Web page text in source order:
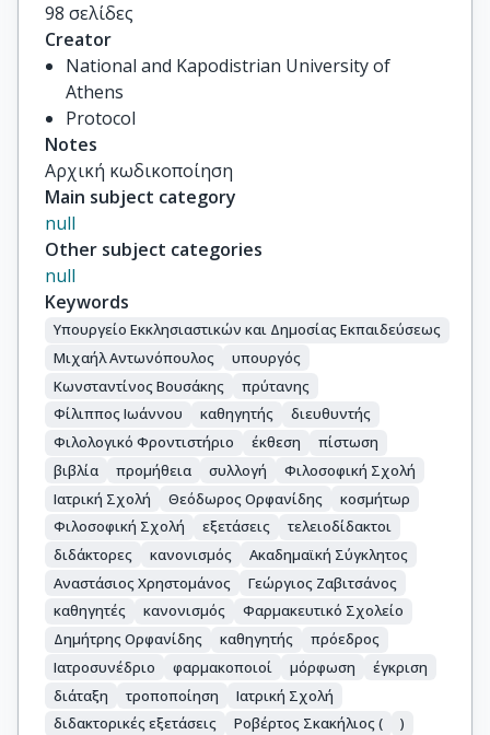
98 σελίδες
Creator
National and Kapodistrian University of
Athens
Protocol
Notes
Αρχική κωδικοποίηση
Main subject category
null
Other subject categories
null
Keywords
Υπουργείο Εκκλησιαστικών και Δημοσίας Εκπαιδεύσεως
Μιχαήλ Αντωνόπουλος
υπουργός
Κωνσταντίνος Βουσάκης
πρύτανης
Φίλιππος Ιωάννου
καθηγητής
διευθυντής
Φιλολογικό Φροντιστήριο
έκθεση
πίστωση
βιβλία
προμήθεια συλλογή
Φιλοσοφική Σχολή
Ιατρική Σχολή
Θεόδωρος Ορφανίδης
κοσμήτωρ
Φιλοσοφική Σχολή
εξετάσεις
τελειοδίδακτοι
διδάκτορες
κανονισμός
Ακαδημαϊκή Σύγκλητος
Αναστάσιος Χρηστομάνος
Γεώργιος Ζαβιτσάνος
καθηγητές
κανονισμός
Φαρμακευτικό Σχολείο
Δημήτρης Ορφανίδης
καθηγητής
πρόεδρος
Ιατροσυνέδριο
φαρμακοποιοί μόρφωση
έγκριση
διάταξη
τροποποίηση
Ιατρική Σχολή
διδακτορικές εξετάσεις
Ροβέρτος Σκακήλιος (
)